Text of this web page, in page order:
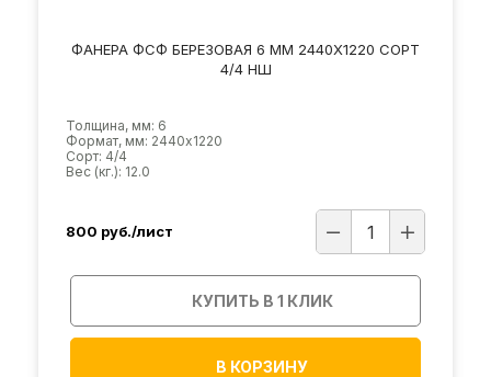
ФАНЕРА ФСФ БЕРЕЗОВАЯ 6 ММ 2440Х1220 СОРТ
4/4 НШ
Толщина, мм: 6
Формат, мм: 2440х1220
Сорт: 4/4
Вес (кг.): 12.0
800 руб./лист
КУПИТЬ В 1 КЛИК
В КОРЗИНУ